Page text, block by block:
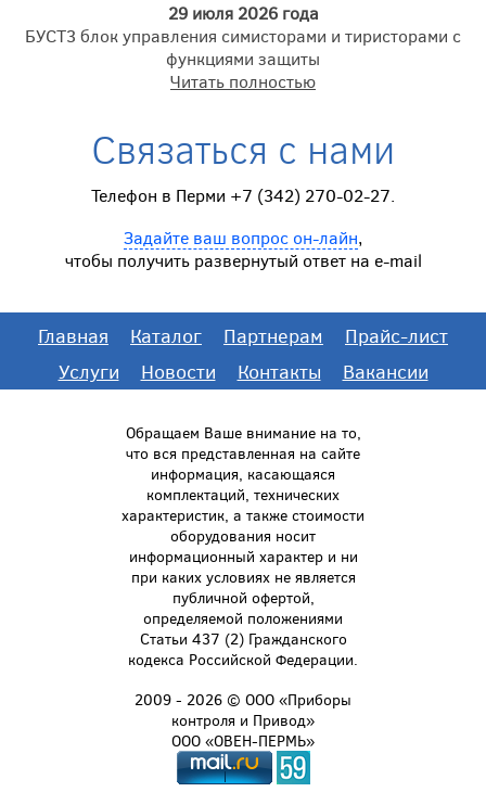
29 июля 2026 года
БУСТ3 блок управления симисторами и тиристорами с
функциями защиты
Читать полностью
Связаться с нами
Телефон в Перми +7 (342) 270-02-27.
Задайте ваш вопрос он-лайн,
чтобы получить развернутый ответ на e-mail
Главная Каталог Партнерам
Прайс-лист
Услуги
Новости Контакты Вакансии
Обращаем Ваше внимание на то,
что вся представленная на сайте
информация, касающаяся
комплектаций, технических
характеристик, а также стоимости
оборудования носит
информационный характер и ни
при каких условиях не является
публичной офертой,
определяемой положениями
Статьи 437 (2) Гражданского
кодекса Российской Федерации.
2009 - 2026 © ООО «Приборы
контроля и Привод»
ООО «ОВЕН-ПЕРМЬ»